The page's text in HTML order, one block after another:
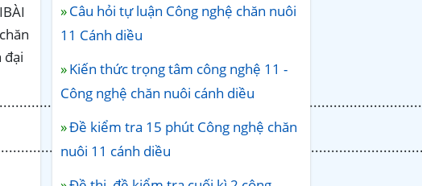
Câu hỏi tự luận Công nghệ chăn nuôi
11 Cánh diều
Kiến thức trọng tâm công nghệ 11 -
Công nghệ chăn nuôi cánh diều
Đề kiểm tra 15 phút Công nghệ chăn
nuôi 11 cánh diều